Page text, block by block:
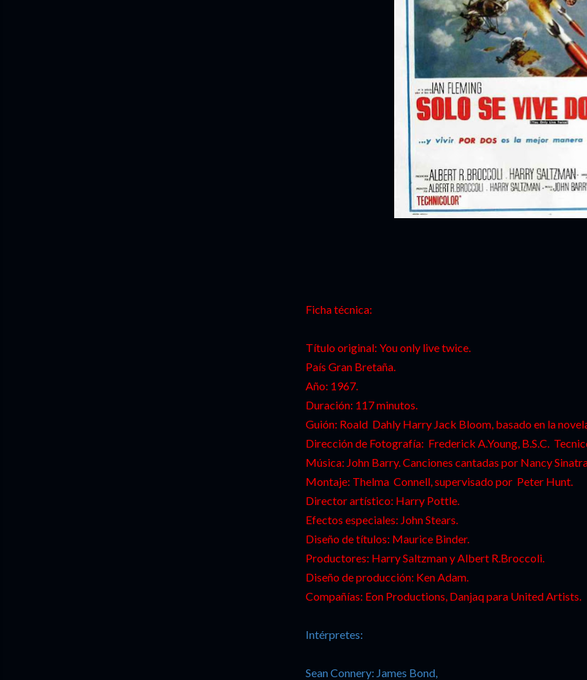
Ficha técnica:
Título original: You only live twice.
País Gran Bretaña.
Año: 1967.
Duración: 117 minutos.
Guión: Roald Dahly Harry Jack Bloom, basado en la
Dirección de Fotografía: Frederick A.Young, B.S.C.
Música: John Barry. Canciones cantadas por Nancy
Montaje: Thelma Connell, supervisado por Peter Hunt.
Director artístico: Harry Pottle.
Efectos especiales: John Stears.
Diseño de títulos: Maurice Binder.
Productores: Harry Saltzman y Albert R.Broccoli.
Diseño de producción: Ken Adam.
Compañías: Eon Productions, Danjaq para United Artists.
Intérpretes:
Sean Connery: James Bond,